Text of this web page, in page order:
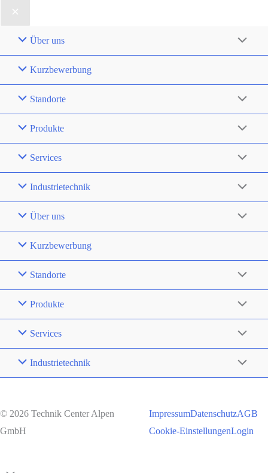
Über uns
Kurzbewerbung
Standorte
Produkte
Services
Industrietechnik
Über uns
Kurzbewerbung
Standorte
Produkte
Services
Industrietechnik
© 2026 Technik Center Alpen
GmbH
ImpressumDatenschutzAGB
Cookie-EinstellungenLogin